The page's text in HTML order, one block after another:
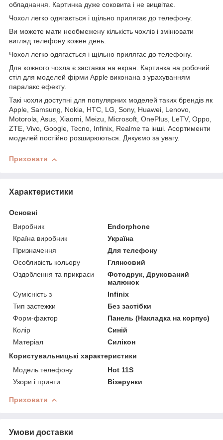
обладнання. Картинка дуже соковита і не вицвітає.
Чохол легко одягається і щільно прилягає до телефону.
Ви можете мати необмежену кількість чохлів і змінювати
вигляд телефону кожен день.
Чохол легко одягається і щільно прилягає до телефону.
Для кожного чохла є заставка на екран. Картинка на робочий
стіл для моделей фірми Apple виконана з урахуванням
паралакс ефекту.
Такі чохли доступні для популярних моделей таких брендів як
Apple, Samsung, Nokia, HTC, LG, Sony, Huawei, Lenovo,
Motorola, Asus, Xiaomi, Meizu, Microsoft, OnePlus, LeTV, Oppo,
ZTE, Vivo, Google, Tecno, Infinix, Realme та інші. Асортименти
моделей постійно розширюються. Дякуємо за увагу.
Приховати
Характеристики
Основні
Виробник
Endorphone
Країна виробник
Україна
Призначення
Для телефону
Особливість кольору
Глянсовий
Оздоблення та прикраси
Фотодрук, Друкований
малюнок
Сумісність з
Infinix
Тип застежки
Без застібки
Форм-фактор
Панель (Накладка на корпус)
Колір
Синій
Матеріал
Силікон
Користувальницькі характеристики
Модель телефону
Hot 11S
Узори і принти
Візерунки
Приховати
Умови доставки